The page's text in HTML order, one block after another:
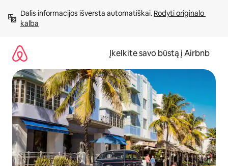
prie
turinio
Dalis informacijos išversta automatiškai. Rodyti originalo
kalba
Įkelkite savo būstą į Airbnb